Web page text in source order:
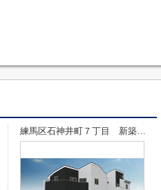
練馬区石神井町７丁目 新築戸建…